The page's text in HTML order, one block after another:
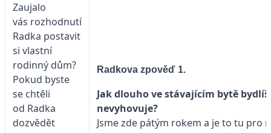
Zaujalo
vás rozhodnutí
Radka postavit
si vlastní
rodinný dům?
Pokud byste
se chtěli
od Radka
dozvědět
Radkova zpověď 1.
Jak dlouho ve stávajícím bytě
nevyhovuje?
Jsme zde pátým rokem a je to tu pro